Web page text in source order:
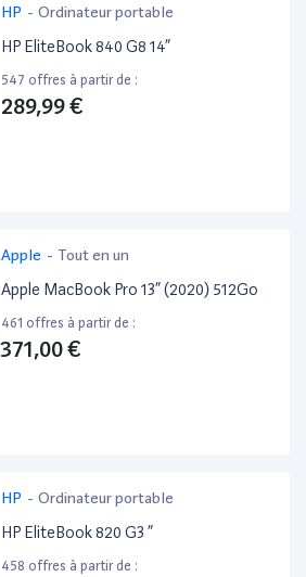
HP - Ordinateur portable
HP EliteBook 840 G8 14”
547 offres à partir de :
289,99 €
Apple - Tout en un
Apple MacBook Pro 13” (2020) 512Go
461 offres à partir de :
371,00 €
HP - Ordinateur portable
HP EliteBook 820 G3 ”
458 offres à partir de :